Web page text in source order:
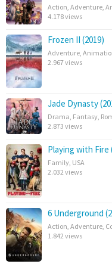
Action Adventure
4.178 views
Frozen II (2019)
Adventure
2.967 views
Jade Dynasty
Drama Fantasy
2.873 views
Playing with Fire
Family USA
2.032 views
6 Underground
Action Adventure
1.842 views